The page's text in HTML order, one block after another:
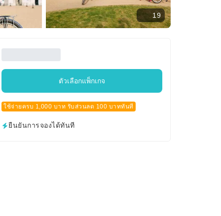
19
ตัวเลือกแพ็กเกจ
ใช้จ่ายครบ 1,000 บาท รับส่วนลด 100 บาททันที
ยืนยันการจองได้ทันที